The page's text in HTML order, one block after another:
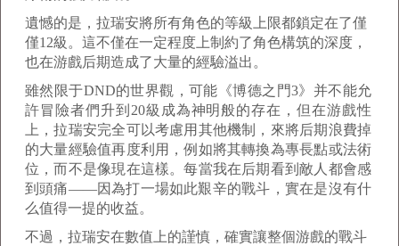
遺憾的是，拉瑞安將所有角色的等級上限都鎖定在了僅
僅12級。這不僅在一定程度上制約了角色構筑的深度，
也在游戲后期造成了大量的經驗溢出。
雖然限于DND的世界觀，可能《博德之門3》并不能允
許冒險者們升到20級成為神明般的存在，但在游戲性
上，拉瑞安完全可以考慮用其他機制，來將后期浪費掉
的大量經驗值再度利用，例如將其轉換為專長點或法術
位，而不是像現在這樣。每當我在后期看到敵人都會感
到頭痛——因為打一場如此艱辛的戰斗，實在是沒有什
么值得一提的收益。
不過，拉瑞安在數值上的謹慎，確實讓整個游戲的戰斗